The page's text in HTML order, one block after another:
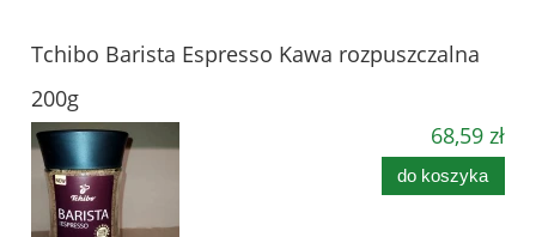
Tchibo Barista Espresso Kawa rozpuszczalna
200g
68,59 zł
do koszyka